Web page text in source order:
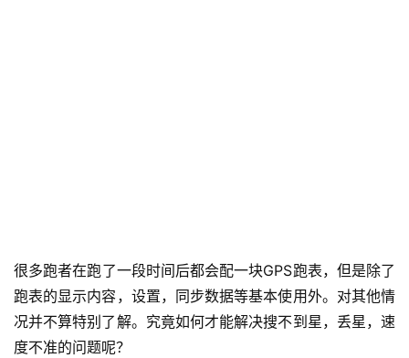
很多跑者在跑了一段时间后都会配一块GPS跑表，但是除了
跑表的显示内容，设置，同步数据等基本使用外。对其他情
况并不算特别了解。究竟如何才能解决搜不到星，丢星，速
度不准的问题呢？